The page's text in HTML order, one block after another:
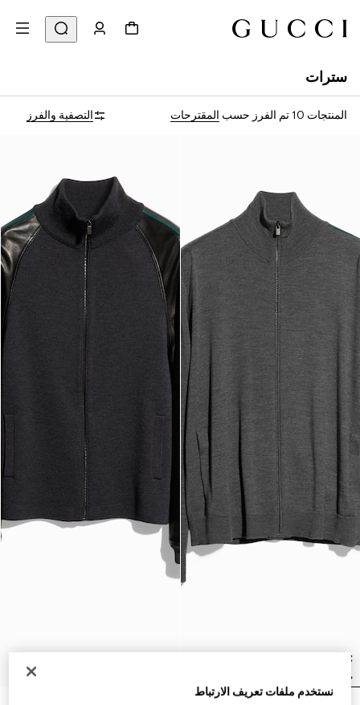
سترات
المنتجات 10 تم الفرز حسب المقترحات التصفية والفرز
نستخدم ملفات تعريف الارتباط